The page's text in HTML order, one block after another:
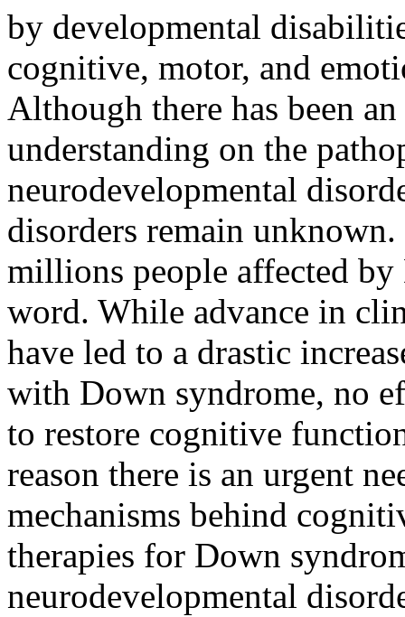
by developmental
cognitive, motor, and
Although there has been
understanding on the
neurodevelopmental
disorders remain unknown.
millions people affected
word. While advance in
have led to a drastic
with Down syndrome, no
to restore cognitive
reason there is an urgent
mechanisms behind
therapies for Down
neurodevelopmental